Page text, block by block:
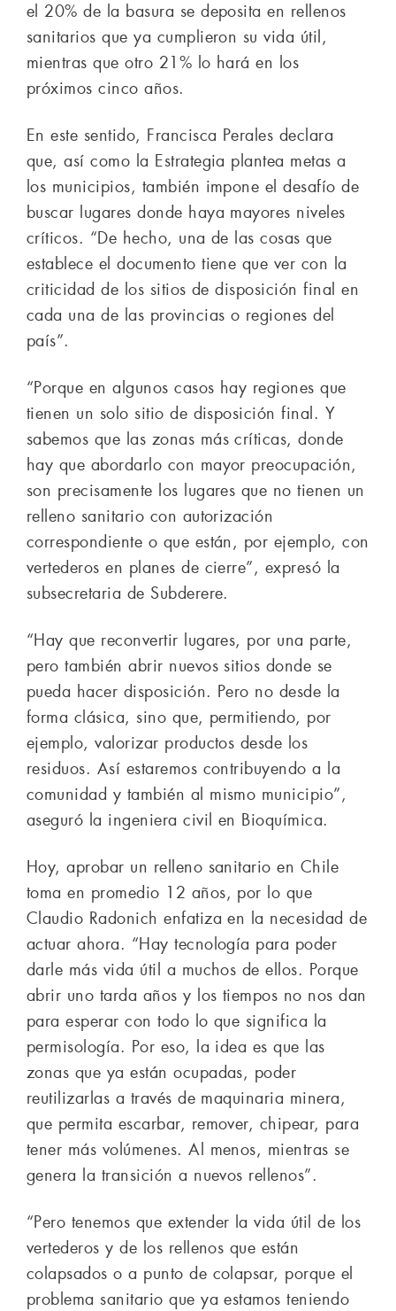
el 20% de la basura se deposita en rellenos
sanitarios que ya cumplieron su vida útil,
mientras que otro 21% lo hará en los
próximos cinco años.
En este sentido, Francisca Perales declara
que, así como la Estrategia plantea metas a
los municipios, también impone el desafío de
buscar lugares donde haya mayores niveles
críticos. “De hecho, una de las cosas que
establece el documento tiene que ver con la
criticidad de los sitios de disposición final en
cada una de las provincias o regiones del
país”.
“Porque en algunos casos hay regiones que
tienen un solo sitio de disposición final. Y
sabemos que las zonas más críticas, donde
hay que abordarlo con mayor preocupación,
son precisamente los lugares que no tienen un
relleno sanitario con autorización
correspondiente o que están, por ejemplo, con
vertederos en planes de cierre”, expresó la
subsecretaria de Subderere.
“Hay que reconvertir lugares, por una parte,
pero también abrir nuevos sitios donde se
pueda hacer disposición. Pero no desde la
forma clásica, sino que, permitiendo, por
ejemplo, valorizar productos desde los
residuos. Así estaremos contribuyendo a la
comunidad y también al mismo municipio”,
aseguró la ingeniera civil en Bioquímica.
Hoy, aprobar un relleno sanitario en Chile
toma en promedio 12 años, por lo que
Claudio Radonich enfatiza en la necesidad de
actuar ahora. “Hay tecnología para poder
darle más vida útil a muchos de ellos. Porque
abrir uno tarda años y los tiempos no nos dan
para esperar con todo lo que significa la
permisología. Por eso, la idea es que las
zonas que ya están ocupadas, poder
reutilizarlas a través de maquinaria minera,
que permita escarbar, remover, chipear, para
tener más volúmenes. Al menos, mientras se
genera la transición a nuevos rellenos”.
“Pero tenemos que extender la vida útil de los
vertederos y de los rellenos que están
colapsados o a punto de colapsar, porque el
problema sanitario que ya estamos teniendo